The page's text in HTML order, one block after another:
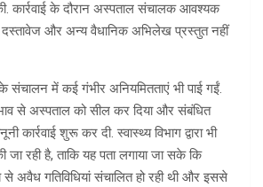
कार्रवाई के दौरान अस्पताल संचालक आवश्यक
और अन्य वैधानिक अभिलेख प्रस्तुत नहीं
में कई गंभीर अनियमितताएं भी पाई गईं.
से अस्पताल को सील कर दिया और संबंधित
कार्रवाई शुरू कर दी. स्वास्थ्य विभाग द्वारा भी
जा रही है, ताकि यह पता लगाया जा सके कि
अवैध गतिविधियां संचालित हो रही थी और इससे